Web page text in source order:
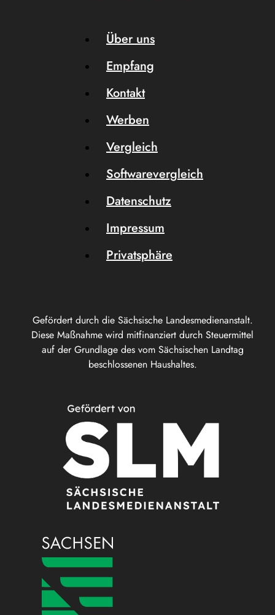
Gefördert durch die Sächsische Landesmedienanstalt.
Diese Maßnahme wird mitfinanziert durch Steuermittel
auf der Grundlage des vom Sächsischen Landtag
beschlossenen Haushaltes.
Über uns
Empfang
Kontakt
Werben
Vergleich
Softwarevergleich
Datenschutz
Impressum
Privatsphäre